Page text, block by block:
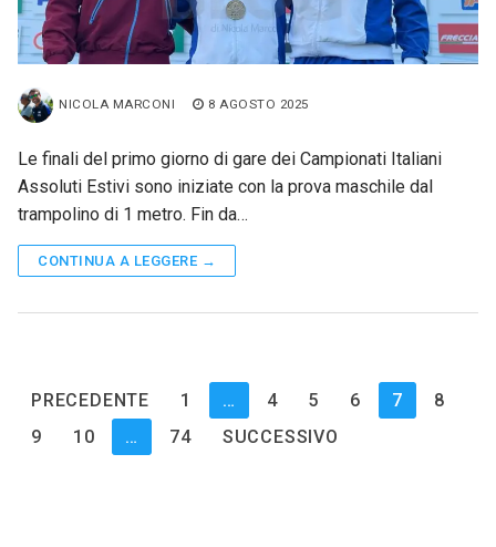
NICOLA MARCONI 8 AGOSTO 2025
Le finali del primo giorno di gare dei Campionati Italiani
Assoluti Estivi sono iniziate con la prova maschile dal
trampolino di 1 metro. Fin da…
CONTINUA A LEGGERE →
Paginazione
degli
PRECEDENTE 1 … 4 5 6 7
8
9
10 … 74 SUCCESSIVO